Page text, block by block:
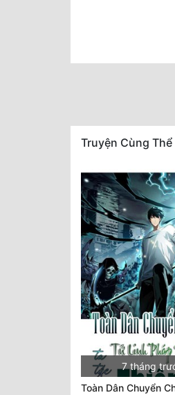
Truyện Cùng Thể
7 tháng
Toàn Dân Chuyển